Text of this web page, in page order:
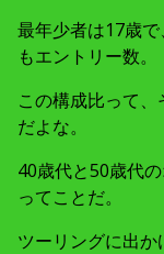
最年少者は17歳
もエントリー数。
この構成比って
だよな。
40歳代と50歳代
ってことだ。
ツーリングに出か